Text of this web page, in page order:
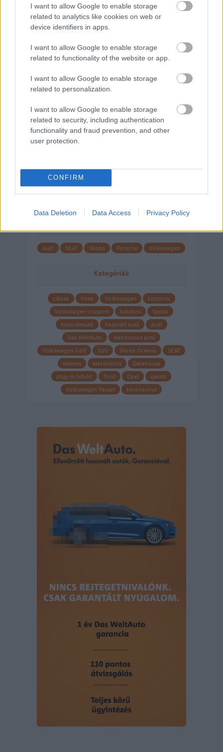
I want to allow Google to enable storage
related to analytics like cookies on web or
device identifiers in apps.
I want to allow Google to enable storage
related to functionality of the website or app.
I want to allow Google to enable storage
related to personalization.
I want to allow Google to enable storage
related to security, including authentication
functionality and fraud prevention, and other
user protection.
CONFIRM
Data Deletion Data Access Privacy Policy
legjobbja az Audi A3 Sportback lett. A
What Car? Used Car of the Year
2020 néhány kategóriagyőztese: Az
Audi SEAT Skoda Porsche Volkswagen
Kategóriák
cikkek hirek Volkswagen
kisszines
Volkswagen-csoport
hasznos
Skoda
használtautó
használt autó
Audi
Das WeltAuto
elektromos autó
Volkswagen Golf
SUV Skoda Octavia
SEAT
baleset
elektromos
Datahouse
plug-in hibrid
Ford Opel
újautó
Volkswagen Passat
koronavírus